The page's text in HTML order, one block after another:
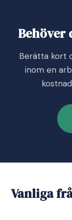
Behöver
Berätta kort
inom en
Vanliga